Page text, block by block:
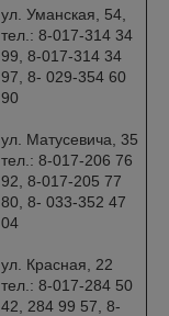
ул. Уманская, 54,
тел.: 8-017-314 34
99, 8-017-314 34
97, 8- 029-354 60
90
ул. Матусевича, 35
тел.: 8-017-206 76
92, 8-017-205 77
80, 8- 033-352 47
04
ул. Красная, 22
тел.: 8-017-284 50
42, 284 99 57, 8-